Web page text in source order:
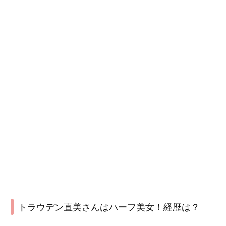
トラウデン直美さんはハーフ美女！経歴は？